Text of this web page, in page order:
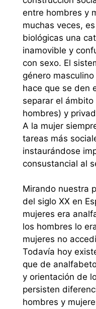
entre hombres y
muchas veces,
biológicas una
inamovible y
con sexo. El
género
hace que se den
separar el
hombres) y
A la mujer
tareas más
instaurándose
consustancial al
Mirando nuestra
del siglo XX en
mujeres era
los hombres lo
mujeres no
Todavía hoy
que de
y orientación de
persisten
hombres y